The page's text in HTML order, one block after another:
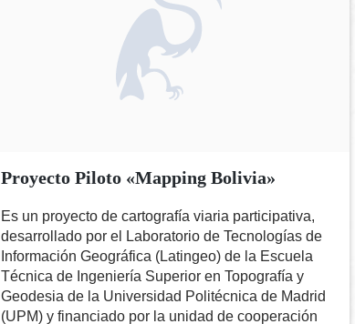
Proyecto Piloto «Mapping Bolivia»
Es un proyecto de cartografía viaria participativa,
desarrollado por el Laboratorio de Tecnologías de
Información Geográfica (Latingeo) de la Escuela
Técnica de Ingeniería Superior en Topografía y
Geodesia de la Universidad Politécnica de Madrid
(UPM) y financiado por la unidad de cooperación